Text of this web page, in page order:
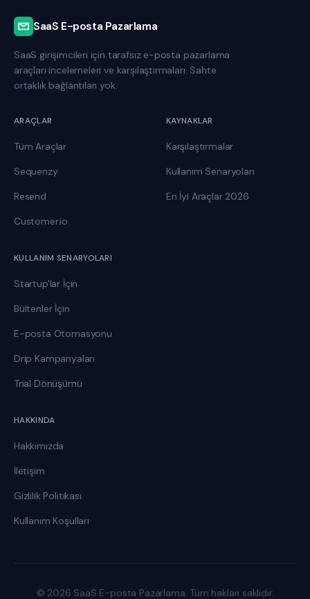
SaaS E-posta Pazarlama
SaaS girişimcileri için tarafsız e-posta pazarlama
araçları incelemeleri ve karşılaştırmaları. Sahte
ortaklık bağlantıları yok.
ARAÇLAR
Tüm Araçlar
Sequenzy
Resend
Customer.io
KAYNAKLAR
Karşılaştırmalar
Kullanım Senaryoları
En İyi Araçlar 2026
KULLANIM SENARYOLARI
Startup'lar İçin
Bültenler İçin
E-posta Otomasyonu
Drip Kampanyaları
Trial Dönüşümü
HAKKINDA
Hakkımızda
İletişim
Gizlilik Politikası
Kullanım Koşulları
© 2026 SaaS E-posta Pazarlama. Tüm hakları saklıdır.